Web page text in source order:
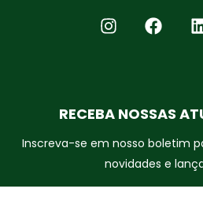
RECEBA NOSSAS
Inscreva-se em nosso boletim
novidades e